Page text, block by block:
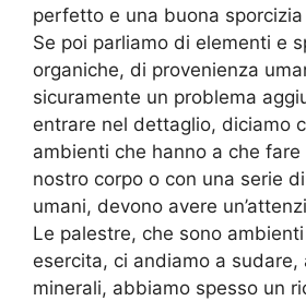
perfetto e una buona
Se poi parliamo di elementi e
organiche, di provenienza
sicuramente un problema
entrare nel dettaglio, diciamo
ambienti che hanno a che
nostro corpo o con una serie
umani, devono avere
Le palestre, che sono
esercita, ci andiamo a sudare,
minerali, abbiamo spesso un